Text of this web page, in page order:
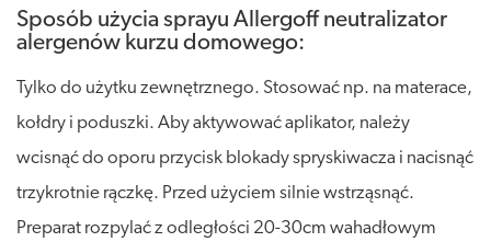
Sposób użycia sprayu Allergoff neutralizator
alergenów kurzu domowego:
Tylko do użytku zewnętrznego. Stosować np. na materace,
kołdry i poduszki. Aby aktywować aplikator, należy
wcisnąć do oporu przycisk blokady spryskiwacza i nacisnąć
trzykrotnie rączkę. Przed użyciem silnie wstrząsnąć.
Preparat rozpylać z odległości 20-30cm wahadłowym